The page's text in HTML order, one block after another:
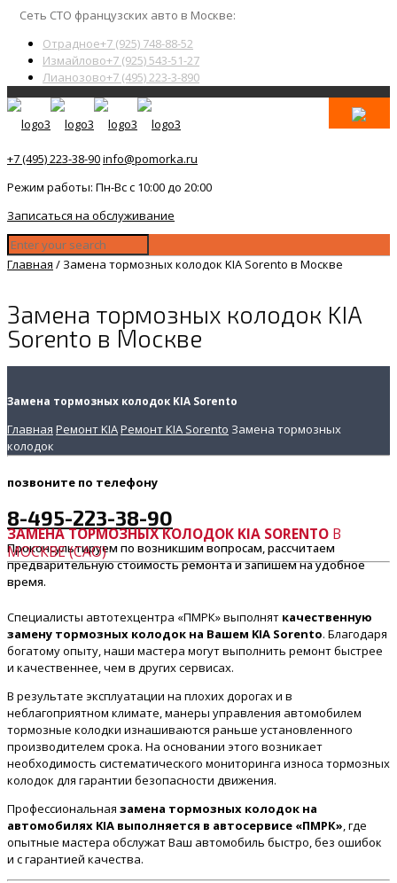
Сеть СТО французских авто в Москве:
Отрадное+7 (925) 748-88-52
Измайлово+7 (925) 543-51-27
Лианозово+7 (495) 223-3-890
+7 (495) 223-38-90info@pomorka.ru
Режим работы: Пн-Вс с 10:00 до 20:00
Записаться на обслуживание
Главная / Замена тормозных колодок KIA Sorento в Москве
Замена тормозных колодок KIA
Sorento в Москве
Замена тормозных колодок KIA Sorento
Главная Ремонт KIAРемонт KIA Sorento Замена тормозных
колодок
позвоните по телефону
8-495-223-38-90
Проконсультируем по возникшим вопросам, рассчитаем
предварительную стоимость ремонта и запишем на удобное
время.
ЗАМЕНА ТОРМОЗНЫХ КОЛОДОК KIA SORENTO В
МОСКВЕ (САО)
Специалисты автотехцентра «ПМРК» выполнят качественную
замену тормозных колодок на Вашем KIA Sorento. Благодаря
богатому опыту, наши мастера могут выполнить ремонт быстрее
и качественнее, чем в других сервисах.
В результате эксплуатации на плохих дорогах и в
неблагоприятном климате, манеры управления автомобилем
тормозные колодки изнашиваются раньше установленного
производителем срока. На основании этого возникает
необходимость систематического мониторинга износа тормозных
колодок для гарантии безопасности движения.
Профессиональная замена тормозных колодок на
автомобилях KIA выполняется в автосервисе «ПМРК», где
опытные мастера обслужат Ваш автомобиль быстро, без ошибок
и с гарантией качества.